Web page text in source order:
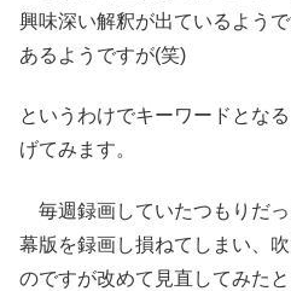
興味深い解釈が出ているよう
あるようですが(笑)
というわけでキーワードとな
げてみます。
毎週録画していたつもりだ
幕版を録画し損ねてしまい、
のですが改めて見直してみた